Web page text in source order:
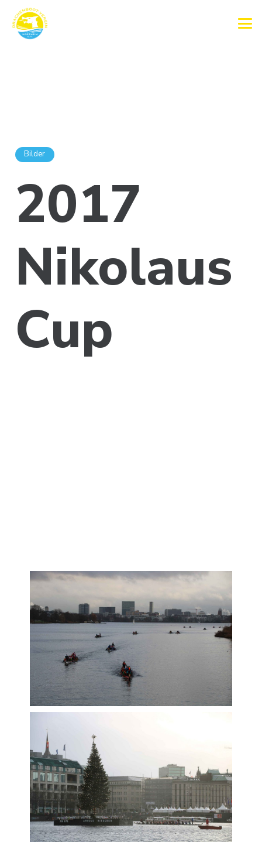
Bilder
2017
Nikolaus
Cup